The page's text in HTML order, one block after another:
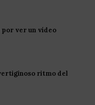
ver un vídeo
ritmo del